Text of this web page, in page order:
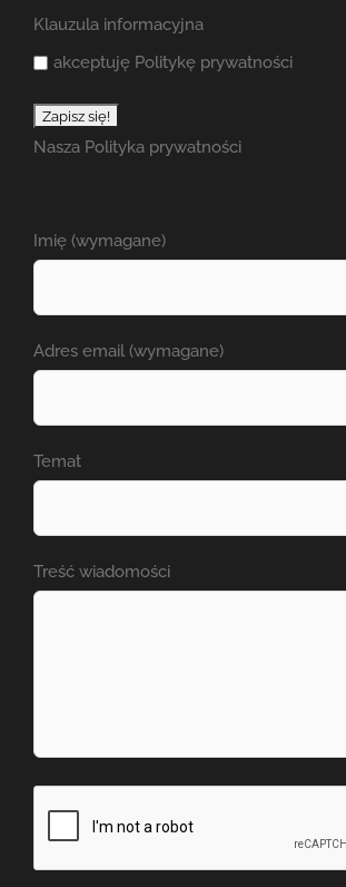
Klauzula informacyjna
akceptuję Politykę prywatności
Nasza Polityka prywatności
Imię (wymagane)
Adres email (wymagane)
Temat
Treść wiadomości